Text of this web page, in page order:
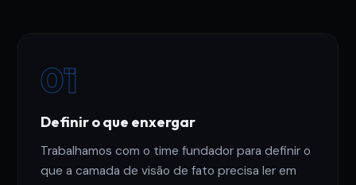
01
Definir o que enxergar
Trabalhamos com o time fundador para definir o
que a camada de visão de fato precisa ler em